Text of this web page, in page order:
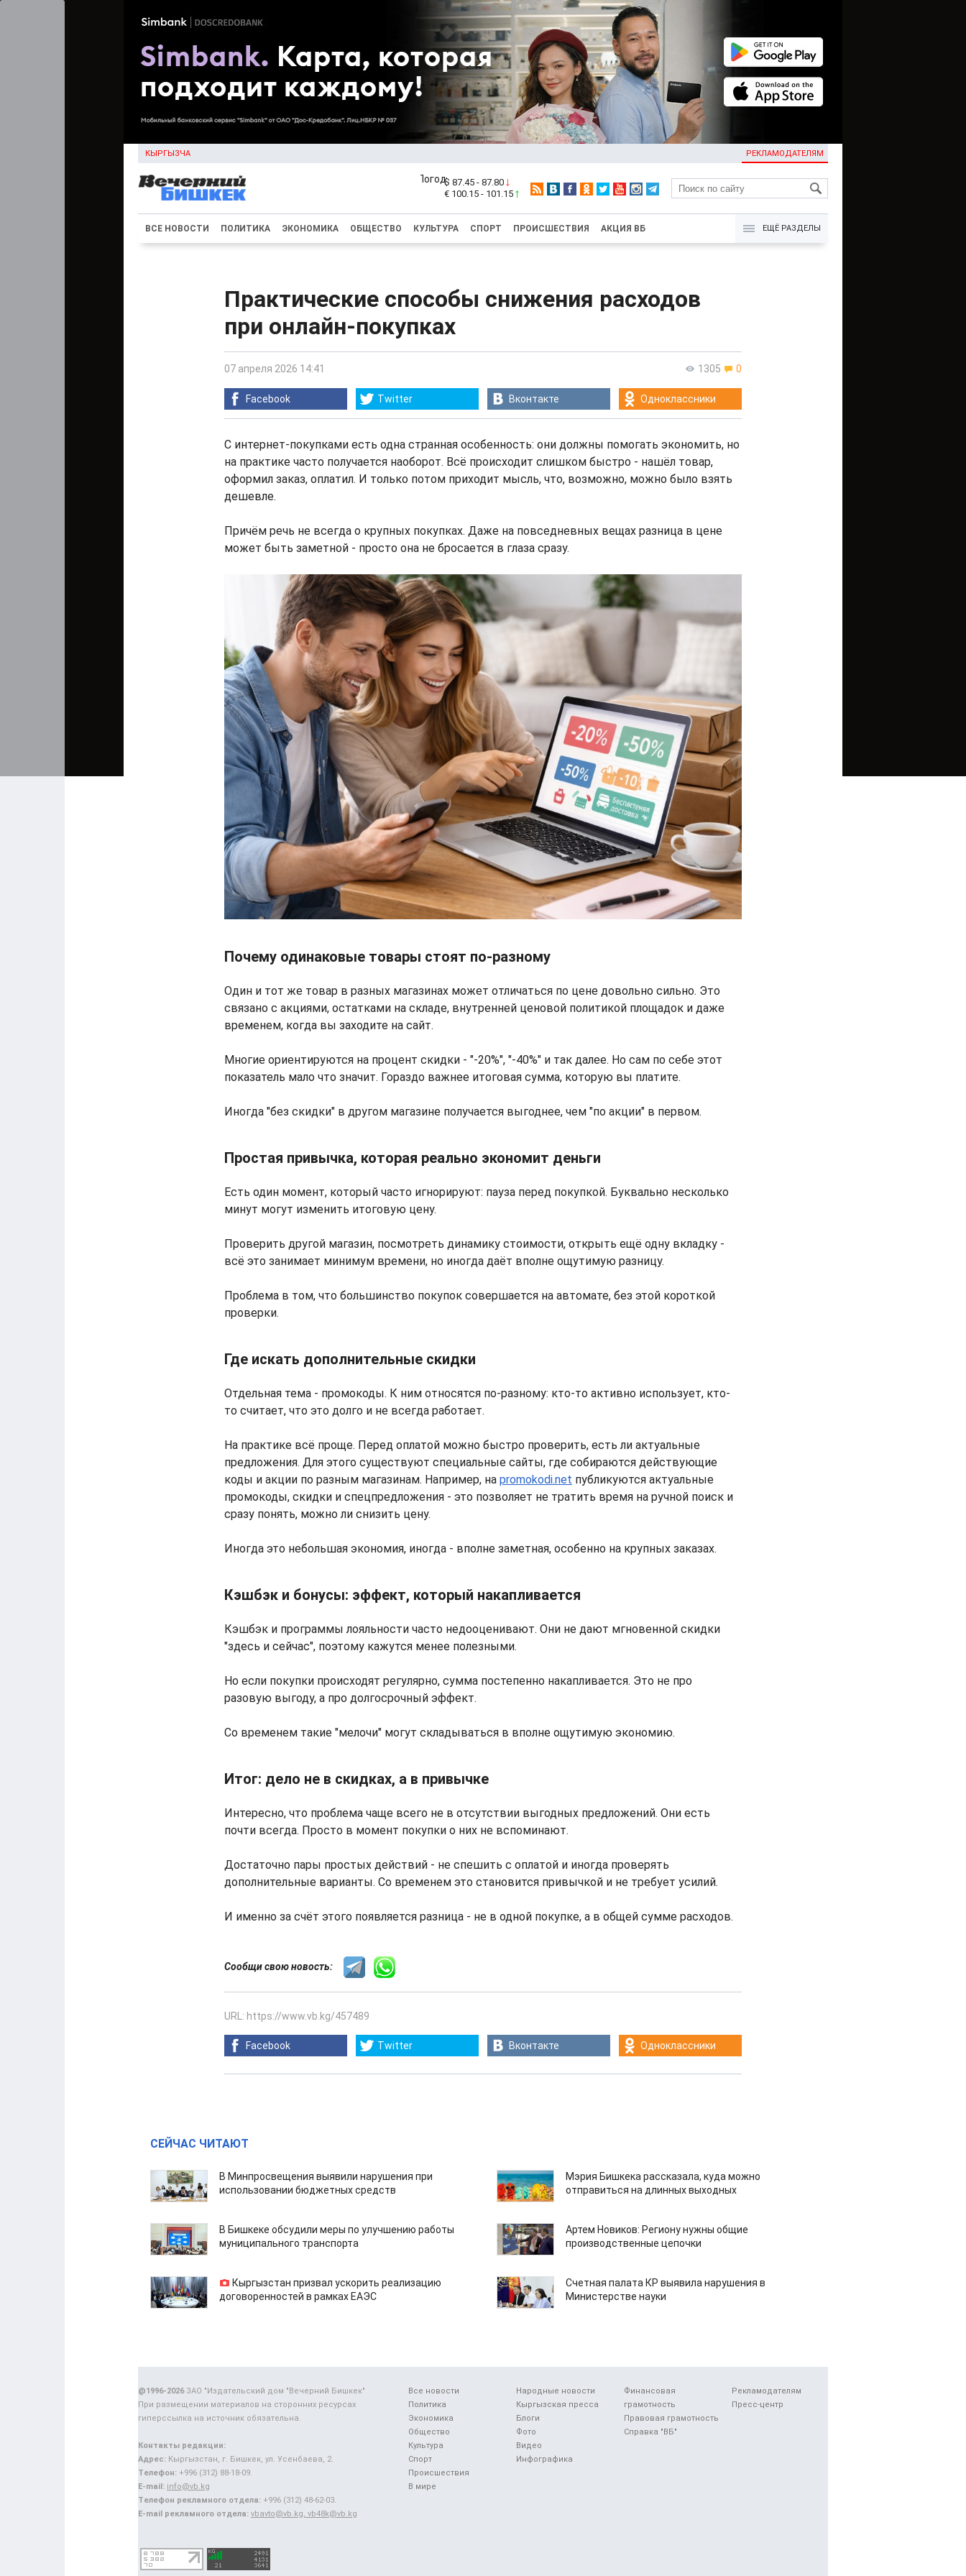
КЫРГЫЗЧА РЕКЛАМОДАТЕЛЯМ
KG
$ 87.45 - 87.80
€ 100.15 - 101.15
ВСЕ НОВОСТИ ПОЛИТИКА ЭКОНОМИКА ОБЩЕСТВО КУЛЬТУРА СПОРТ ПРОИСШЕСТВИЯ АКЦИЯ ВБ ЕЩЁ РАЗДЕЛЫ
Практические способы снижения расходов
при онлайн-покупках
1305 0
07 апреля 2026 14:41
Facebook Twitter Вконтакте Одноклассники
С интернет-покупками есть одна странная особенность: они должны помогать экономить, но
на практике часто получается наоборот. Всё происходит слишком быстро - нашёл товар,
оформил заказ, оплатил. И только потом приходит мысль, что, возможно, можно было взять
дешевле.
Причём речь не всегда о крупных покупках. Даже на повседневных вещах разница в цене
может быть заметной - просто она не бросается в глаза сразу.
Почему одинаковые товары стоят по-разному
Один и тот же товар в разных магазинах может отличаться по цене довольно сильно. Это
связано с акциями, остатками на складе, внутренней ценовой политикой площадок и даже
временем, когда вы заходите на сайт.
Многие ориентируются на процент скидки - "-20%", "-40%" и так далее. Но сам по себе этот
показатель мало что значит. Гораздо важнее итоговая сумма, которую вы платите.
Иногда "без скидки" в другом магазине получается выгоднее, чем "по акции" в первом.
Простая привычка, которая реально экономит деньги
Есть один момент, который часто игнорируют: пауза перед покупкой. Буквально несколько
минут могут изменить итоговую цену.
Проверить другой магазин, посмотреть динамику стоимости, открыть ещё одну вкладку -
всё это занимает минимум времени, но иногда даёт вполне ощутимую разницу.
Проблема в том, что большинство покупок совершается на автомате, без этой короткой
проверки.
Где искать дополнительные скидки
Отдельная тема - промокоды. К ним относятся по-разному: кто-то активно использует, кто-
то считает, что это долго и не всегда работает.
На практике всё проще. Перед оплатой можно быстро проверить, есть ли актуальные
предложения. Для этого существуют специальные сайты, где собираются действующие
коды и акции по разным магазинам. Например, на promokodi.net публикуются актуальные
промокоды, скидки и спецпредложения - это позволяет не тратить время на ручной поиск и
сразу понять, можно ли снизить цену.
Иногда это небольшая экономия, иногда - вполне заметная, особенно на крупных заказах.
Кэшбэк и бонусы: эффект, который накапливается
Кэшбэк и программы лояльности часто недооценивают. Они не дают мгновенной скидки
"здесь и сейчас", поэтому кажутся менее полезными.
Но если покупки происходят регулярно, сумма постепенно накапливается. Это не про
разовую выгоду, а про долгосрочный эффект.
Со временем такие "мелочи" могут складываться в вполне ощутимую экономию.
Итог: дело не в скидках, а в привычке
Интересно, что проблема чаще всего не в отсутствии выгодных предложений. Они есть
почти всегда. Просто в момент покупки о них не вспоминают.
Достаточно пары простых действий - не спешить с оплатой и иногда проверять
дополнительные варианты. Со временем это становится привычкой и не требует усилий.
И именно за счёт этого появляется разница - не в одной покупке, а в общей сумме расходов.
Сообщи свою новость:
URL: https://www.vb.kg/457489
Facebook Twitter Вконтакте Одноклассники
СЕЙЧАС ЧИТАЮТ
В Минпросвещения выявили нарушения при
использовании бюджетных средств
Мэрия Бишкека рассказала, куда можно
отправиться на длинных выходных
В Бишкеке обсудили меры по улучшению работы
муниципального транспорта
Артем Новиков: Региону нужны общие
производственные цепочки
Кыргызстан призвал ускорить реализацию
договоренностей в рамках ЕАЭС
Счетная палата КР выявила нарушения в
Министерстве науки
Все новости
Политика
Экономика
Общество
Культура
Спорт
Происшествия
В мире
Народные новости
Кыргызская пресса
Блоги
Фото
Видео
Инфографика
Финансовая
грамотность
Правовая грамотность
Справка "ВБ"
Рекламодателям
Пресс-центр
@1996-2026ЗАО "Издательский дом "Вечерний Бишкек"
При размещении материалов на сторонних ресурсах
гиперссылка на источник обязательна.
Контакты редакции:
Адрес: Кыргызстан, г. Бишкек, ул. Усенбаева, 2.
Телефон: +996 (312) 88-18-09.
E-mail: info@vb.kg
Телефон рекламного отдела: +996 (312) 48-62-03.
E-mail рекламного отдела: vbavto@vb.kg, vb48k@vb.kg